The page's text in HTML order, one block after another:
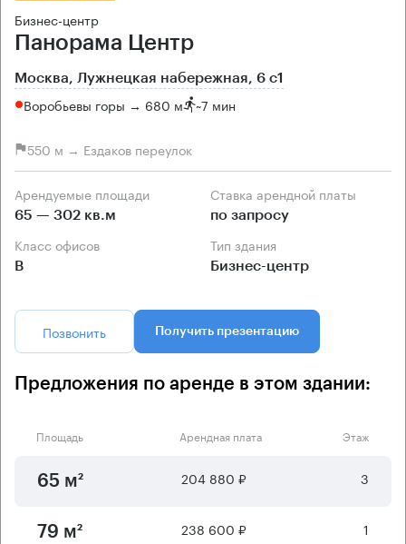
Бизнес-центр
Панорама Центр
Москва, Лужнецкая набережная, 6 с1
Воробьевы горы → 680 м ~7 мин
550 м → Ездаков переулок
Арендуемые площади
65 — 302 кв.м
Ставка арендной платы
по запросу
Класс офисов
B
Тип здания
Бизнес-центр
Позвонить Получить презентацию
Предложения по аренде в этом здании:
Площадь Арендная плата Этаж
65 м² 204 880 ₽ 3
79 м² 238 600 ₽ 1